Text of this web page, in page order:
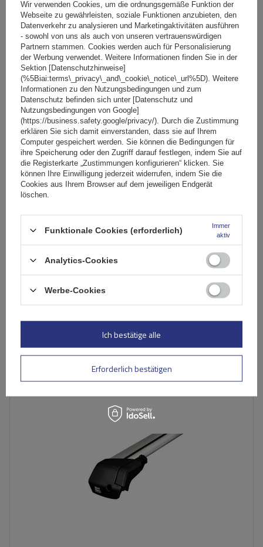
In den
Warenkorb
Mont Blanc AMC AERO 5416 Aluminium-Dachgepäckträger
237,89 €
In den
Warenkorb
silber
aerodynamischer Aufbau
Wir verwenden Cookies, um die ordnungsgemäße Funktion der
Webseite zu gewährleisten, soziale Funktionen anzubieten, den
Datenverkehr zu analysieren und Marketingaktivitäten ausführen
- sowohl von uns als auch von unseren vertrauenswürdigen
Partnern stammen. Cookies werden auch für Personalisierung
der Werbung verwendet. Weitere Informationen finden Sie in der
Sektion [Datenschutzhinweise]
(%5Biai:terms\_privacy\_and\_cookie\_notice\_url%5D). Weitere
Informationen zu den Nutzungsbedingungen und zum
Datenschutz befinden sich unter [Datenschutz und
Nutzungsbedingungen von Google]
(https://business.safety.google/privacy/). Durch die Zustimmung
erklären Sie sich damit einverstanden, dass sie auf Ihrem
Computer gespeichert werden. Sie können die Bedingungen für
ihre Speicherung oder den Zugriff darauf festlegen, indem Sie auf
die Registerkarte „Zustimmungen konfigurieren“ klicken. Sie
können Ihre Einwilligung jederzeit widerrufen, indem Sie die
Cookies aus Ihrem Browser auf dem jeweiligen Endgerät
löschen.
Funktionale Cookies (erforderlich)
Immer
aktiv
Analytics-Cookies
Werbe-Cookies
Erforderlich bestätigen
Ich bestätige alle